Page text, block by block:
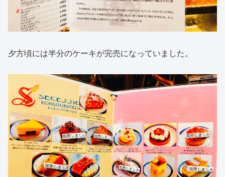
夕方頃には半分のケーキが完売になっていました。